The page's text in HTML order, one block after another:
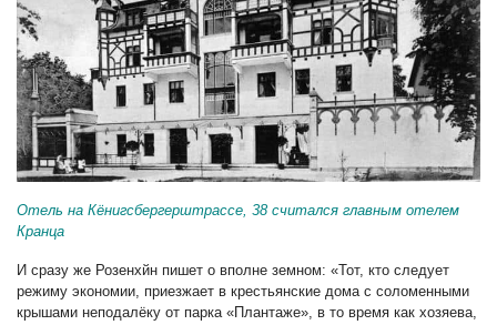
Отель на Кёнигсбергерштрассе, 38 считался главным отелем
Кранца
И сразу же Розенхйн пишет о вполне земном: «Тот, кто следует
режиму экономии, приезжает в крестьянские дома с соломенными
крышами неподалёку от парка «Плантаже», в то время как хозяева,